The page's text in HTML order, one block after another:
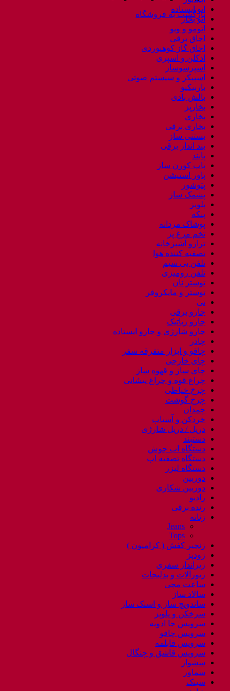
بازگشت به فروشگاه
8401-
عدد
اتو ایستاده
اتو بخار
اتومو و ویو
اجاق برقی
اجاق گاز کوهنوردی
ادکلن و اسپری
اسپرسوساز
اسپیکر و سیستم صوتی
باربیکیو
بالش بادی
بخارپز
بخاری
بخاری برقی
بستنی ساز
بند انداز برقی
پابند
پاپ کورن ساز
پاور استیشن
پتوشور
پشمک ساز
پلوپز
پنکه
پوشاک مردانه
تخم مرغ پز
ترازو آشپزخانه
تصفیه کننده هوا
تلفن بی سیم
تلفن رومیزی
توستر نان
توستر و مایکروفر
تی
جارو برقی
جارو رباتیک
جارو شارژی و جارو ایستاده
چادر
چاقو و ابزار متفرقه سفر
چای خارجی
چای ساز و قهوه ساز
چراغ قوه و چراغ پیشانی
چرخ خیاطی
چرخ گوشت
چمدان
خردکن و آسیاب
دریل / دریل شارژی
دستبند
دستگاه اب جوش
دستگاه تصفیه اب
دستگاه لیزر
دوربین
دوربین شکاری
رادیو
رنده برقی
زنانه
Jeans
Tops
زنجیر کفش ( کرامپون )
زودپز
زیرانداز سفری
زیورآلات و بدلیجات
ساعت مچی
سالاد ساز
ساندویچ ساز و اسنک ساز
سرخکن و پلوپز
سرویس جا ادویه
سرویس چاقو
سرویس قابلمه
سرویس قاشق و چنگال
سشوار
سماور
سینک